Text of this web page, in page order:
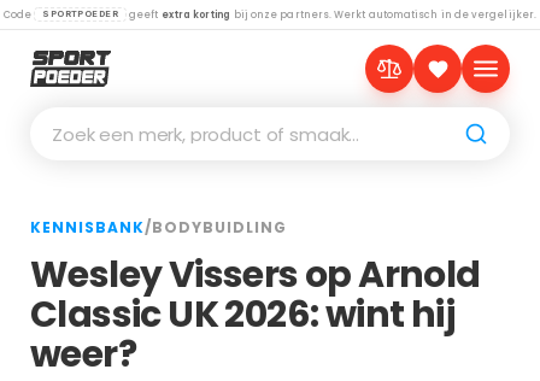
Code SPORTPOEDER geeft extra korting bij onze partners. Werkt automatisch in de vergelijker.
Zoek een merk, product of smaak…
KENNISBANK/BODYBUIDLING
Wesley Vissers op Arnold
Classic UK 2026: wint hij
weer?